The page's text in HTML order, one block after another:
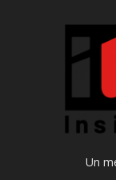
Un